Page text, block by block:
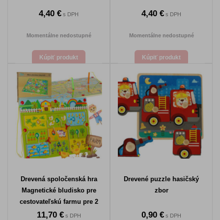
4,40 € s DPH
Momentálne nedostupné
Kúpiť produkt
4,40 € s DPH
Momentálne nedostupné
Kúpiť produkt
Drevená spoločenská hra
Magnetické bludisko pre
cestovateľskú farmu pre 2
hráčov
11,70 €s DPH
Drevené puzzle hasičský
zbor
0,90 € s DPH